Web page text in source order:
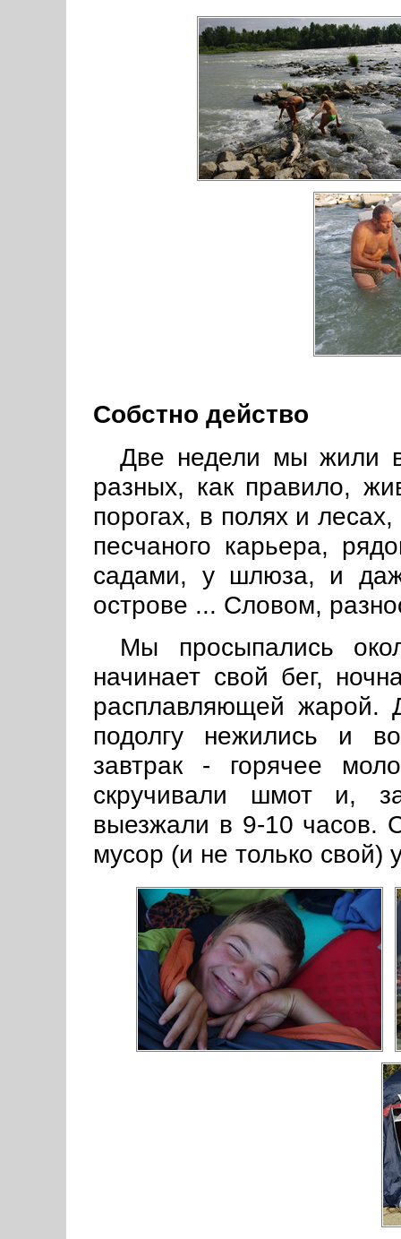
Собстно действо
Две недели мы жили
разных, как правило,
порогах, в полях и
песчаного карьера,
садами, у шлюза, и
острове ... Словом,
Мы просыпались
начинает свой бег,
расплавляющей жарой.
подолгу нежились и
завтрак - горячее
скручивали шмот и,
выезжали в 9-10 часов.
мусор (и не только